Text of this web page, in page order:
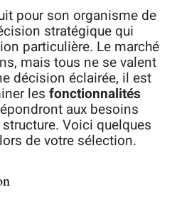
pour son organisme de
stratégique qui
particulière. Le marché
mais tous ne se valent
décision éclairée, il est
les fonctionnalités
aux besoins
Voici quelques
de votre sélection.